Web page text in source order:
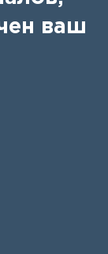
ваш